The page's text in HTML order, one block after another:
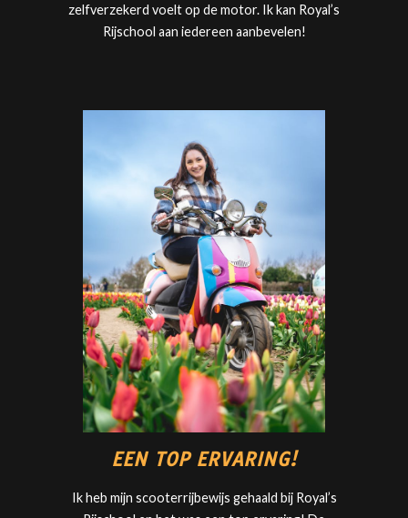
zelfverzekerd voelt op de motor. Ik kan Royal’s
Rijschool aan iedereen aanbevelen!
EEN TOP ERVARING!
Ik heb mijn scooterrijbewijs gehaald bij Royal’s